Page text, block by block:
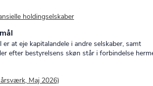
holdingselskaber
at eje kapitalandele i andre selskaber, samt
efter bestyrelsens skøn står i forbindelse
Maj 2026)